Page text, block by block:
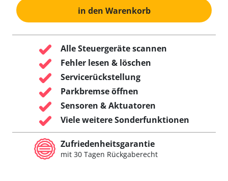
in den Warenkorb
Alle Steuergeräte scannen
Fehler lesen & löschen
Servicerückstellung
Parkbremse öffnen
Sensoren & Aktuatoren
Viele weitere Sonderfunktionen
Zufriedenheitsgarantie
mit 30 Tagen Rückgaberecht